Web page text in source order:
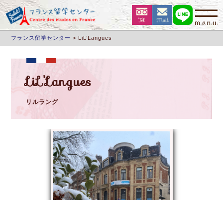
フランス留学センター > LiL’Langues
LiL’Langues
リルラング